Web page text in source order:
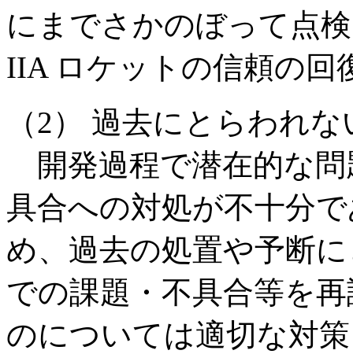
にまでさかのぼって点
IIA ロケットの信頼の回
（2） 過去にとらわれ
開発過程で潜在的な
具合への対処が不十分
め、過去の処置や予断
での課題・不具合等を
のについては適切な対